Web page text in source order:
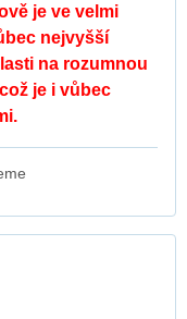
je ve velmi
nejvyšší
na rozumnou
je i vůbec